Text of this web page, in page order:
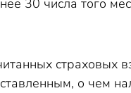
30 числа того
страховых
о чем